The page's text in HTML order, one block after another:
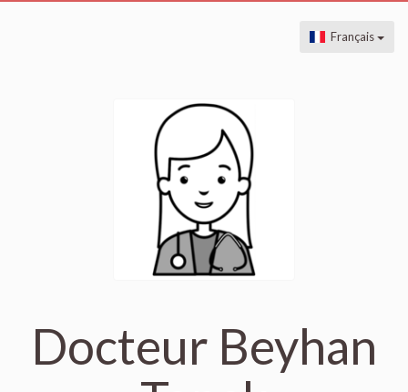
Français
Docteur Beyhan